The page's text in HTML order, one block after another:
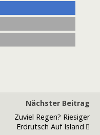
Nächster Beitrag
Zuviel Regen? Riesiger
Erdrutsch Auf Island